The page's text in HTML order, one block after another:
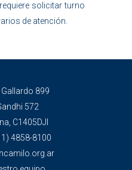
solicitar turno
de atención.
899
572
C1405DJI
4858-8100